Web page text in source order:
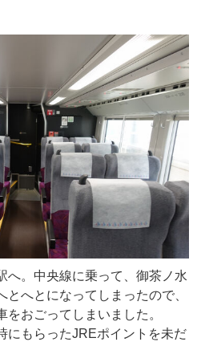
。中央線に乗って、御茶ノ水
へとになってしまったので、
おごってしまいました。
もらったJREポイントを未だ